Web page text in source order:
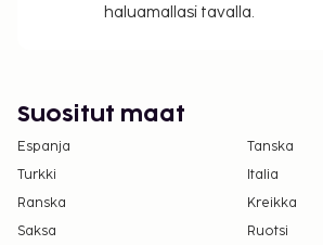
(saat lisätietoja näistä
varausvahvistuksessa olevia
Kaikki maksut voidaan
maksutavoilla.
Kontaktiton
haluamallasi tavalla.
Suositut maat
Espanja
Tanska
Turkki
Italia
Ranska
Kreikka
Saksa
Ruotsi